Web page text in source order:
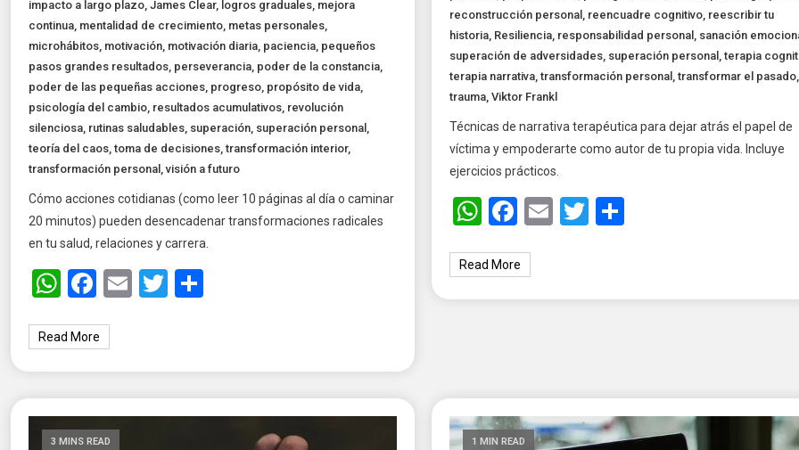
impacto a largo plazo,James Clear, logros graduales, mejora
continua, mentalidad de crecimiento, metas personales,
microhábitos, motivación, motivación diaria, paciencia, pequeños
pasos grandes resultados, perseverancia, poder de la constancia,
poder de las pequeñas acciones, progreso, propósito de vida,
psicología del cambio, resultados acumulativos, revolución
silenciosa, rutinas saludables, superación, superación personal ,
teoría del caos,toma de decisiones,transformación interior,
transformación personal ,visión a futuro
Cómo acciones cotidianas (como leer 10 páginas al día o caminar
20 minutos) pueden desencadenar transformaciones radicales
en tu salud, relaciones y carrera.
WhatsApp
Facebook
EmailTwitter
Read More
reconstrucción personal , reencuadre cognitivo, reescribir tu
historia, Resiliencia, responsabilidad personal , sanación
superación de adversidades, superación personal ,terapia
terapia narrativa,transformación personal ,transformar el pasado,
trauma, Viktor Frankl
Técnicas de narrativa terapéutica para dejar atrás el papel de
víctima y empoderarte como autor de tu propia vida. Incluye
ejercicios prácticos.
WhatsApp
Facebook
EmailTwitter
Read More
3 MINS READ 1 MIN READ